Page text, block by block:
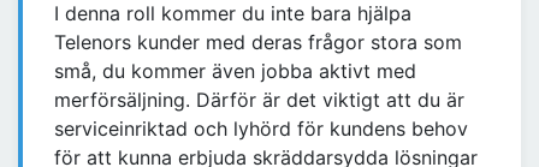
I denna roll kommer du inte bara hjälpa
Telenors kunder med deras frågor stora som
små, du kommer även jobba aktivt med
merförsäljning. Därför är det viktigt att du är
serviceinriktad och lyhörd för kundens behov
för att kunna erbjuda skräddarsydda lösningar